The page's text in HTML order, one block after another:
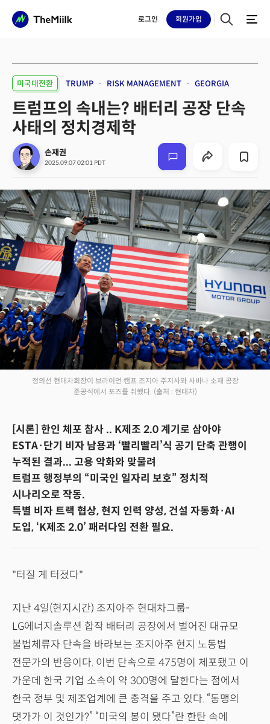
로그인 회원가입
미국대전환 TRUMP RISK MANAGEMENT GEORGIA
트럼프의 속내는? 배터리 공장 단속
사태의 정치경제학
손재권
2025.09.07 02:01 PDT
정의선 현대차회장이 브라이언 캠프 조지아 주지사와 사바나 소재 공장
준공식에서 포즈를 취했다. (출처 : 현대차)
[시론] 한인 체포 참사 .. K제조 2.0 계기로 삼아야
ESTA·단기 비자 남용과 ‘빨리빨리’식 공기 단축 관행이
누적된 결과... 고용 악화와 맞물려
트럼프 행정부의 “미국인 일자리 보호” 정치적
시나리오로 작동.
특별 비자 트랙 협상, 현지 인력 양성, 건설 자동화·AI
도입, ‘K제조 2.0’ 패러다임 전환 필요.
"터질 게 터졌다"
지난 4일(현지시간) 조지아주 현대차그룹-
LG에너지솔루션 합작 배터리 공장에서 벌어진 대규모
불법체류자 단속을 바라보는 조지아주 현지 노동법
전문가의 반응이다. 이번 단속으로 475명이 체포됐고 이
가운데 한국 기업 소속이 약 300명에 달한다는 점에서
한국 정부 및 제조업계에 큰 충격을 주고 있다. “동맹의
댓가가 이 것인가?” “미국의 봉이 됐다”란 한탄 속에